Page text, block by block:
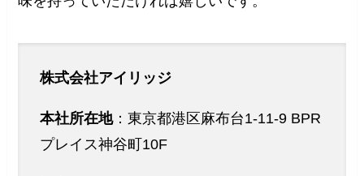
株式会社アイリッジ
本社所在地：東京都港区麻布台1-11-9 BPR
プレイス神谷町10F